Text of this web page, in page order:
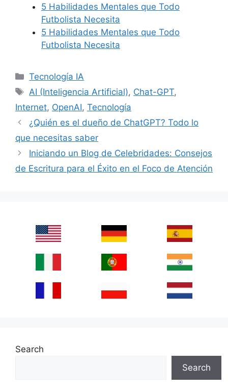
5 Habilidades Mentales que Todo
Futbolista Necesita
5 Habilidades Mentales que Todo
Futbolista Necesita
Categories
Tecnología IA
Tags
AI (Inteligencia Artificial), Chat-GPT,
Internet, OpenAI, Tecnología
¿Quién es el dueño de ChatGPT? Todo lo
que necesitas saber
Iniciando un Blog de Celebridades: Consejos
de Escritura para el Éxito en el Foco de Atención
Search
Search